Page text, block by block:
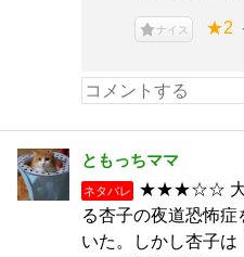
ナイス ★2
ともっちママ
ネタバレ
★★★☆☆ 大
る杏子の夜道恐怖
いた。しかし杏子は